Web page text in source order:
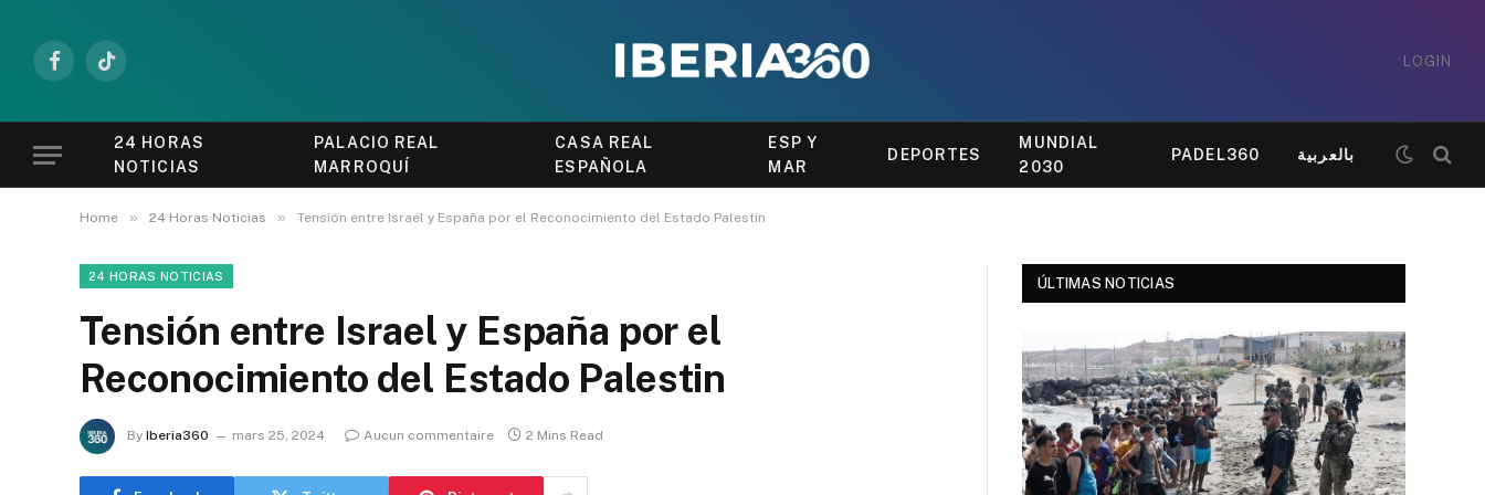
FacebookTikTok
LOGIN
24 HORAS
NOTICIAS
PALACIO REAL
MARROQUÍ
CASA REAL
ESPAÑOLA
ESP Y
MAR
DEPORTES
MUNDIAL
2030
PADEL360 بالعربية
Home » 24 Horas Noticias » Tensión entre Israel y España por el Reconocimiento del Estado Palestin
24 HORAS NOTICIAS
Tensión entre Israel y España por el
Reconocimiento del Estado Palestin
By Iberia360 mars 25, 2024 Aucun commentaire 2 Mins Read
ÚLTIMAS NOTICIAS